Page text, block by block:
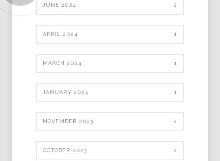
JUNE 2024 2
APRIL 2024 1
MARCH 2024 1
JANUARY 2024 1
NOVEMBER 2023 2
OCTOBER 2023 2